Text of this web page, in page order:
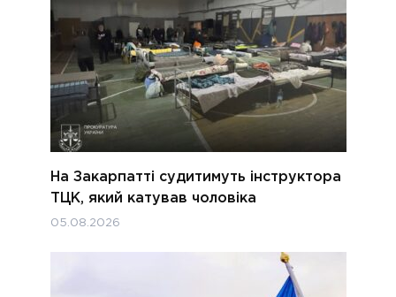
На Закарпатті судитимуть інструктора
ТЦК, який катував чоловіка
05.08.2026